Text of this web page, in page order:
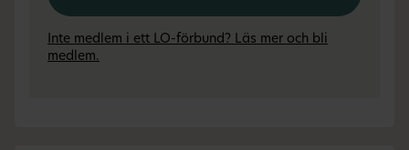
Inte medlem i ett LO-förbund? Läs mer och bli
medlem.